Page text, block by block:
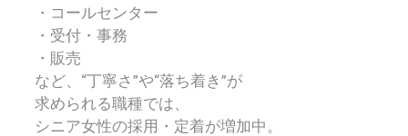
・コールセンター
・受付・事務
・販売
など、“丁寧さ”や“落ち着き”が
求められる職種では、
シニア女性の採用・定着が増加中。